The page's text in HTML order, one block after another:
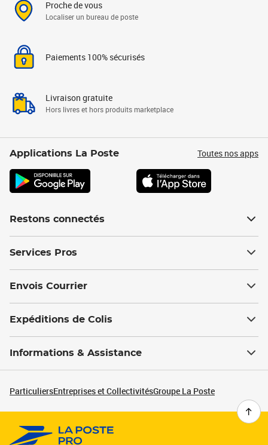
Proche de vous
Localiser un bureau de poste
Paiements 100% sécurisés
Livraison gratuite
Hors livres et hors produits marketplace
Applications La Poste Toutes nos apps
Restons connectés
Services Pros
Envois Courrier
Expéditions de Colis
Informations & Assistance
ParticuliersEntreprises et CollectivitésGroupe La Poste